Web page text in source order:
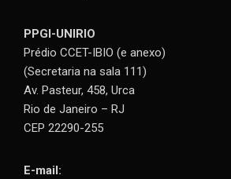
PPGI-UNIRIO
Prédio CCET-IBIO (e anexo)
(Secretaria na sala 111)
Av. Pasteur, 458, Urca
Rio de Janeiro – RJ
CEP 22290-255
E-mail: